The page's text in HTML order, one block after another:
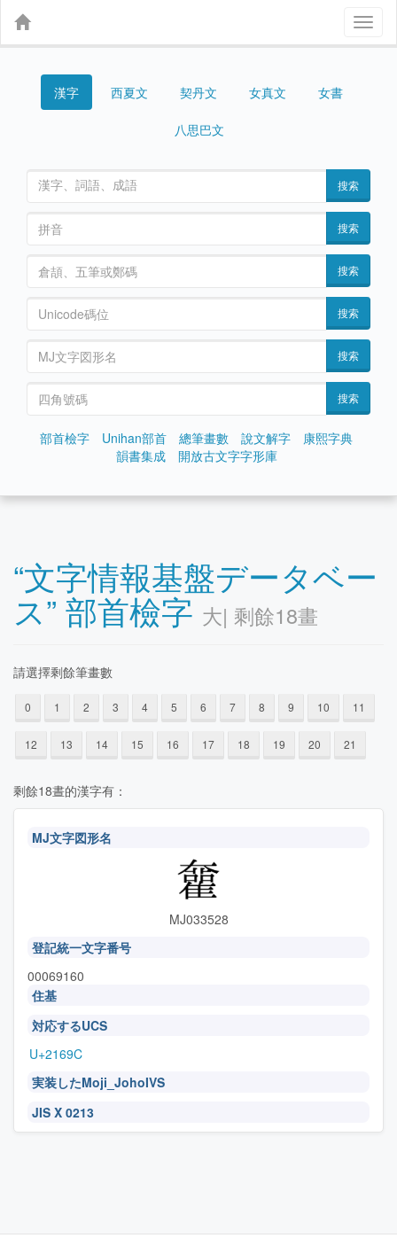
漢字 西夏文 契丹文 女真文 女書
八思巴文
搜索
搜索
搜索
搜索
搜索
搜索
部首檢字 Unihan部首 總筆畫數 說文解字
康熙字典
韻書集成
開放古文字字形庫
“文字情報基盤データベー
ス” 部首檢字 大| 剩餘18畫
請選擇剩餘筆畫數
0 1 2 3 4 5 6 7 8 9 10 11
12 13 14 15 16 17 18 19 20 21
剩餘18晝的漢字有：
MJ文字図形名
MJ033528
登記統一文字番号
00069160
住基
対応するUCS
U+2169C
実装したMoji_JohoIVS
JIS X 0213